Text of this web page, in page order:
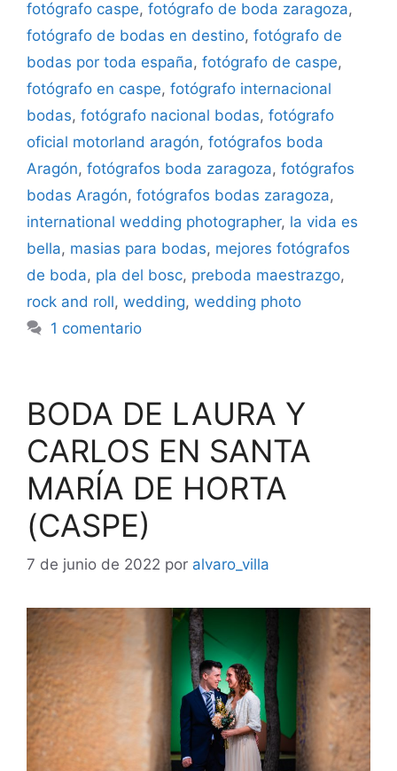
fotógrafo caspe, fotógrafo de boda zaragoza,
fotógrafo de bodas en destino, fotógrafo de
bodas por toda españa, fotógrafo de caspe,
fotógrafo en caspe, fotógrafo internacional
bodas, fotógrafo nacional bodas, fotógrafo
oficial motorland aragón, fotógrafos boda
Aragón, fotógrafos boda zaragoza, fotógrafos
bodas Aragón, fotógrafos bodas zaragoza,
international wedding photographer, la vida es
bella, masias para bodas, mejores fotógrafos
de boda, pla del bosc, preboda maestrazgo,
rock and roll, wedding, wedding photo
1 comentario
BODA DE LAURA Y
CARLOS EN SANTA
MARÍA DE HORTA
(CASPE)
7 de junio de 2022 por alvaro_villa